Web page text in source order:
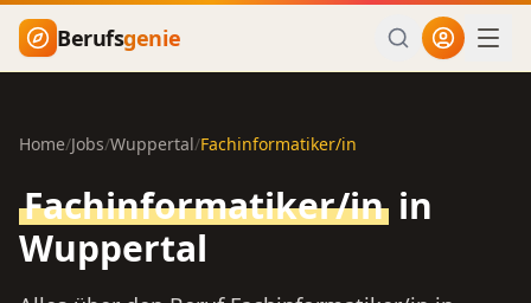
Zum Hauptinhalt springen
Berufsgenie
Home/Jobs/Wuppertal/Fachinformatiker/in
Fachinformatiker/in in
Wuppertal